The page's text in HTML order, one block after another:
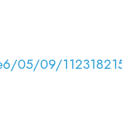
05/09/